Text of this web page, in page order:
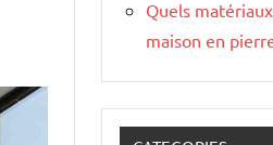
Quels
maison en